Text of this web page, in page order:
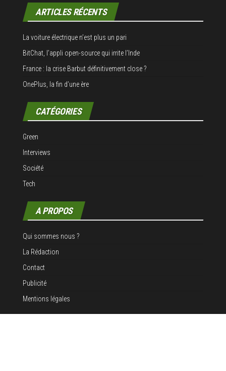
ARTICLES RÉCENTS
La voiture électrique n’est plus un pari
BitChat, l’appli open-source qui irrite l’Inde
France : la crise Barbut définitivement close ?
OnePlus, la fin d’une ère
CATÉGORIES
Green
Interviews
Société
Tech
A PROPOS
Qui sommes nous ?
La Rédaction
Contact
Publicité
Mentions légales